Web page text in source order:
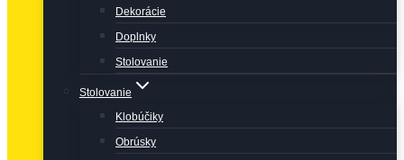
Dekorácie
Doplnky
Stolovanie
Stolovanie
Klobúčiky
Obrúsky